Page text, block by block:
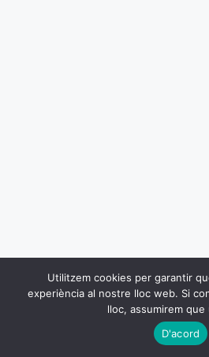
Utilitzem cookies per garantir
experiència al nostre lloc web. Si
lloc, assumirem que
D'acord